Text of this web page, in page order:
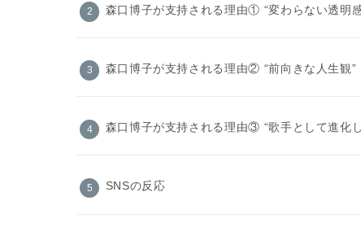
森口博子が支持される理由① “変わらない透明
森口博子が支持される理由② “前向きな人生観”
森口博子が支持される理由③ “歌手として進化
SNSの反応